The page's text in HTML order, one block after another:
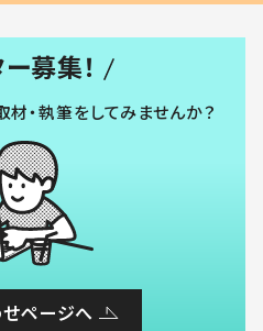
募集！
材・執筆をしてみませんか？
ページへ